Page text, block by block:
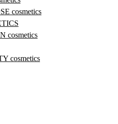
cosmetics
cosmetics
cosmetics